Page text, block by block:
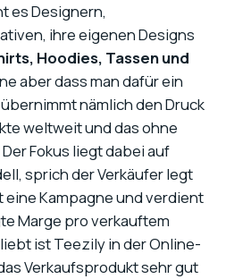
es Designern,
ihre eigenen Designs
Hoodies, Tassen und
aber dass man dafür ein
nämlich den Druck
weltweit und das ohne
Fokus liegt dabei auf
sprich der Verkäufer legt
Kampagne und verdient
Marge pro verkauftem
ist Teezily in der Online-
Verkaufsprodukt sehr gut